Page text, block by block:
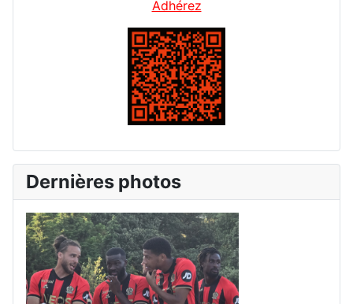
Adhérez
Dernières photos